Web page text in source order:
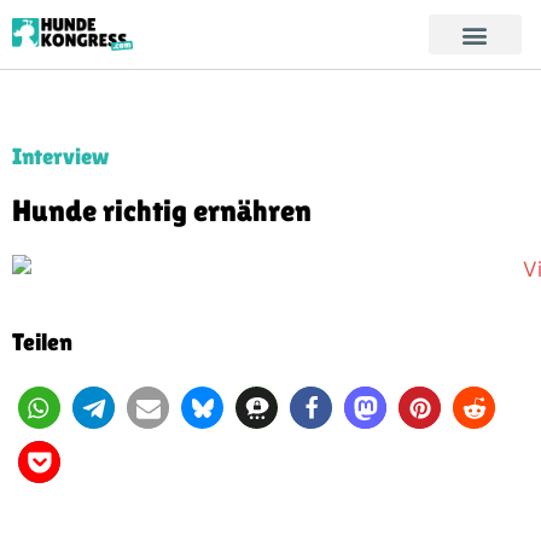
Interview
Hunde richtig ernähren
Teilen